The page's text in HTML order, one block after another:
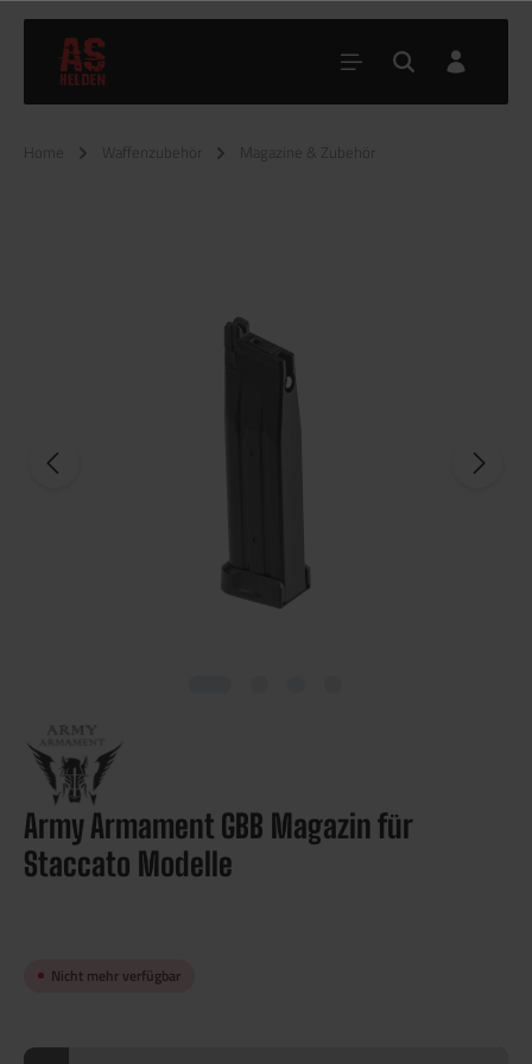
Home Waffenzubehör Magazine & Zubehör
Army Armament GBB Magazin für
Staccato Modelle
Nicht mehr verfügbar